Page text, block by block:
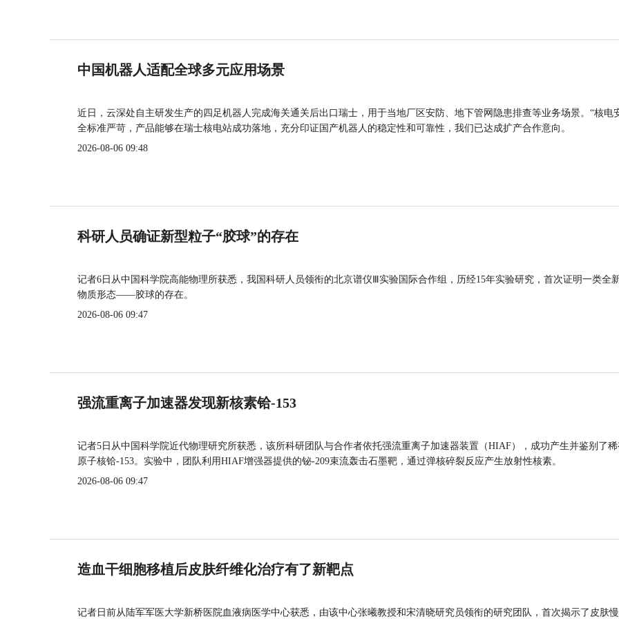
中国机器人适配全球多元应用场景
近日，云深处自主研发生产的四足机器人完成海关通关后出口瑞士，用于当地厂区安防、地下管网隐患排查等业务场景。“核电
全标准严苛，产品能够在瑞士核电站成功落地，充分印证国产机器人的稳定性和可靠性，我们已达成扩产合作意向。
2026-08-06 09:48
科研人员确证新型粒子“胶球”的存在
记者6日从中国科学院高能物理所获悉，我国科研人员领衔的北京谱仪Ⅲ实验国际合作组，历经15年实验研究，首次证明一类全
物质形态——胶球的存在。
2026-08-06 09:47
强流重离子加速器发现新核素铪-153
记者5日从中国科学院近代物理研究所获悉，该所科研团队与合作者依托强流重离子加速器装置（HIAF），成功产生并鉴别了
原子核铪-153。实验中，团队利用HIAF增强器提供的铋-209束流轰击石墨靶，通过弹核碎裂反应产生放射性核素。
2026-08-06 09:47
造血干细胞移植后皮肤纤维化治疗有了新靶点
记者日前从陆军军医大学新桥医院血液病医学中心获悉，由该中心张曦教授和宋清晓研究员领衔的研究团队，首次揭示了皮肤